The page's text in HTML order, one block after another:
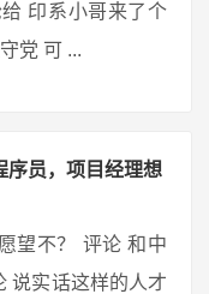
印系小哥来了个
党 可 ...
序员，项目经理想
望不？ 评论 和中
说实话这样的人才